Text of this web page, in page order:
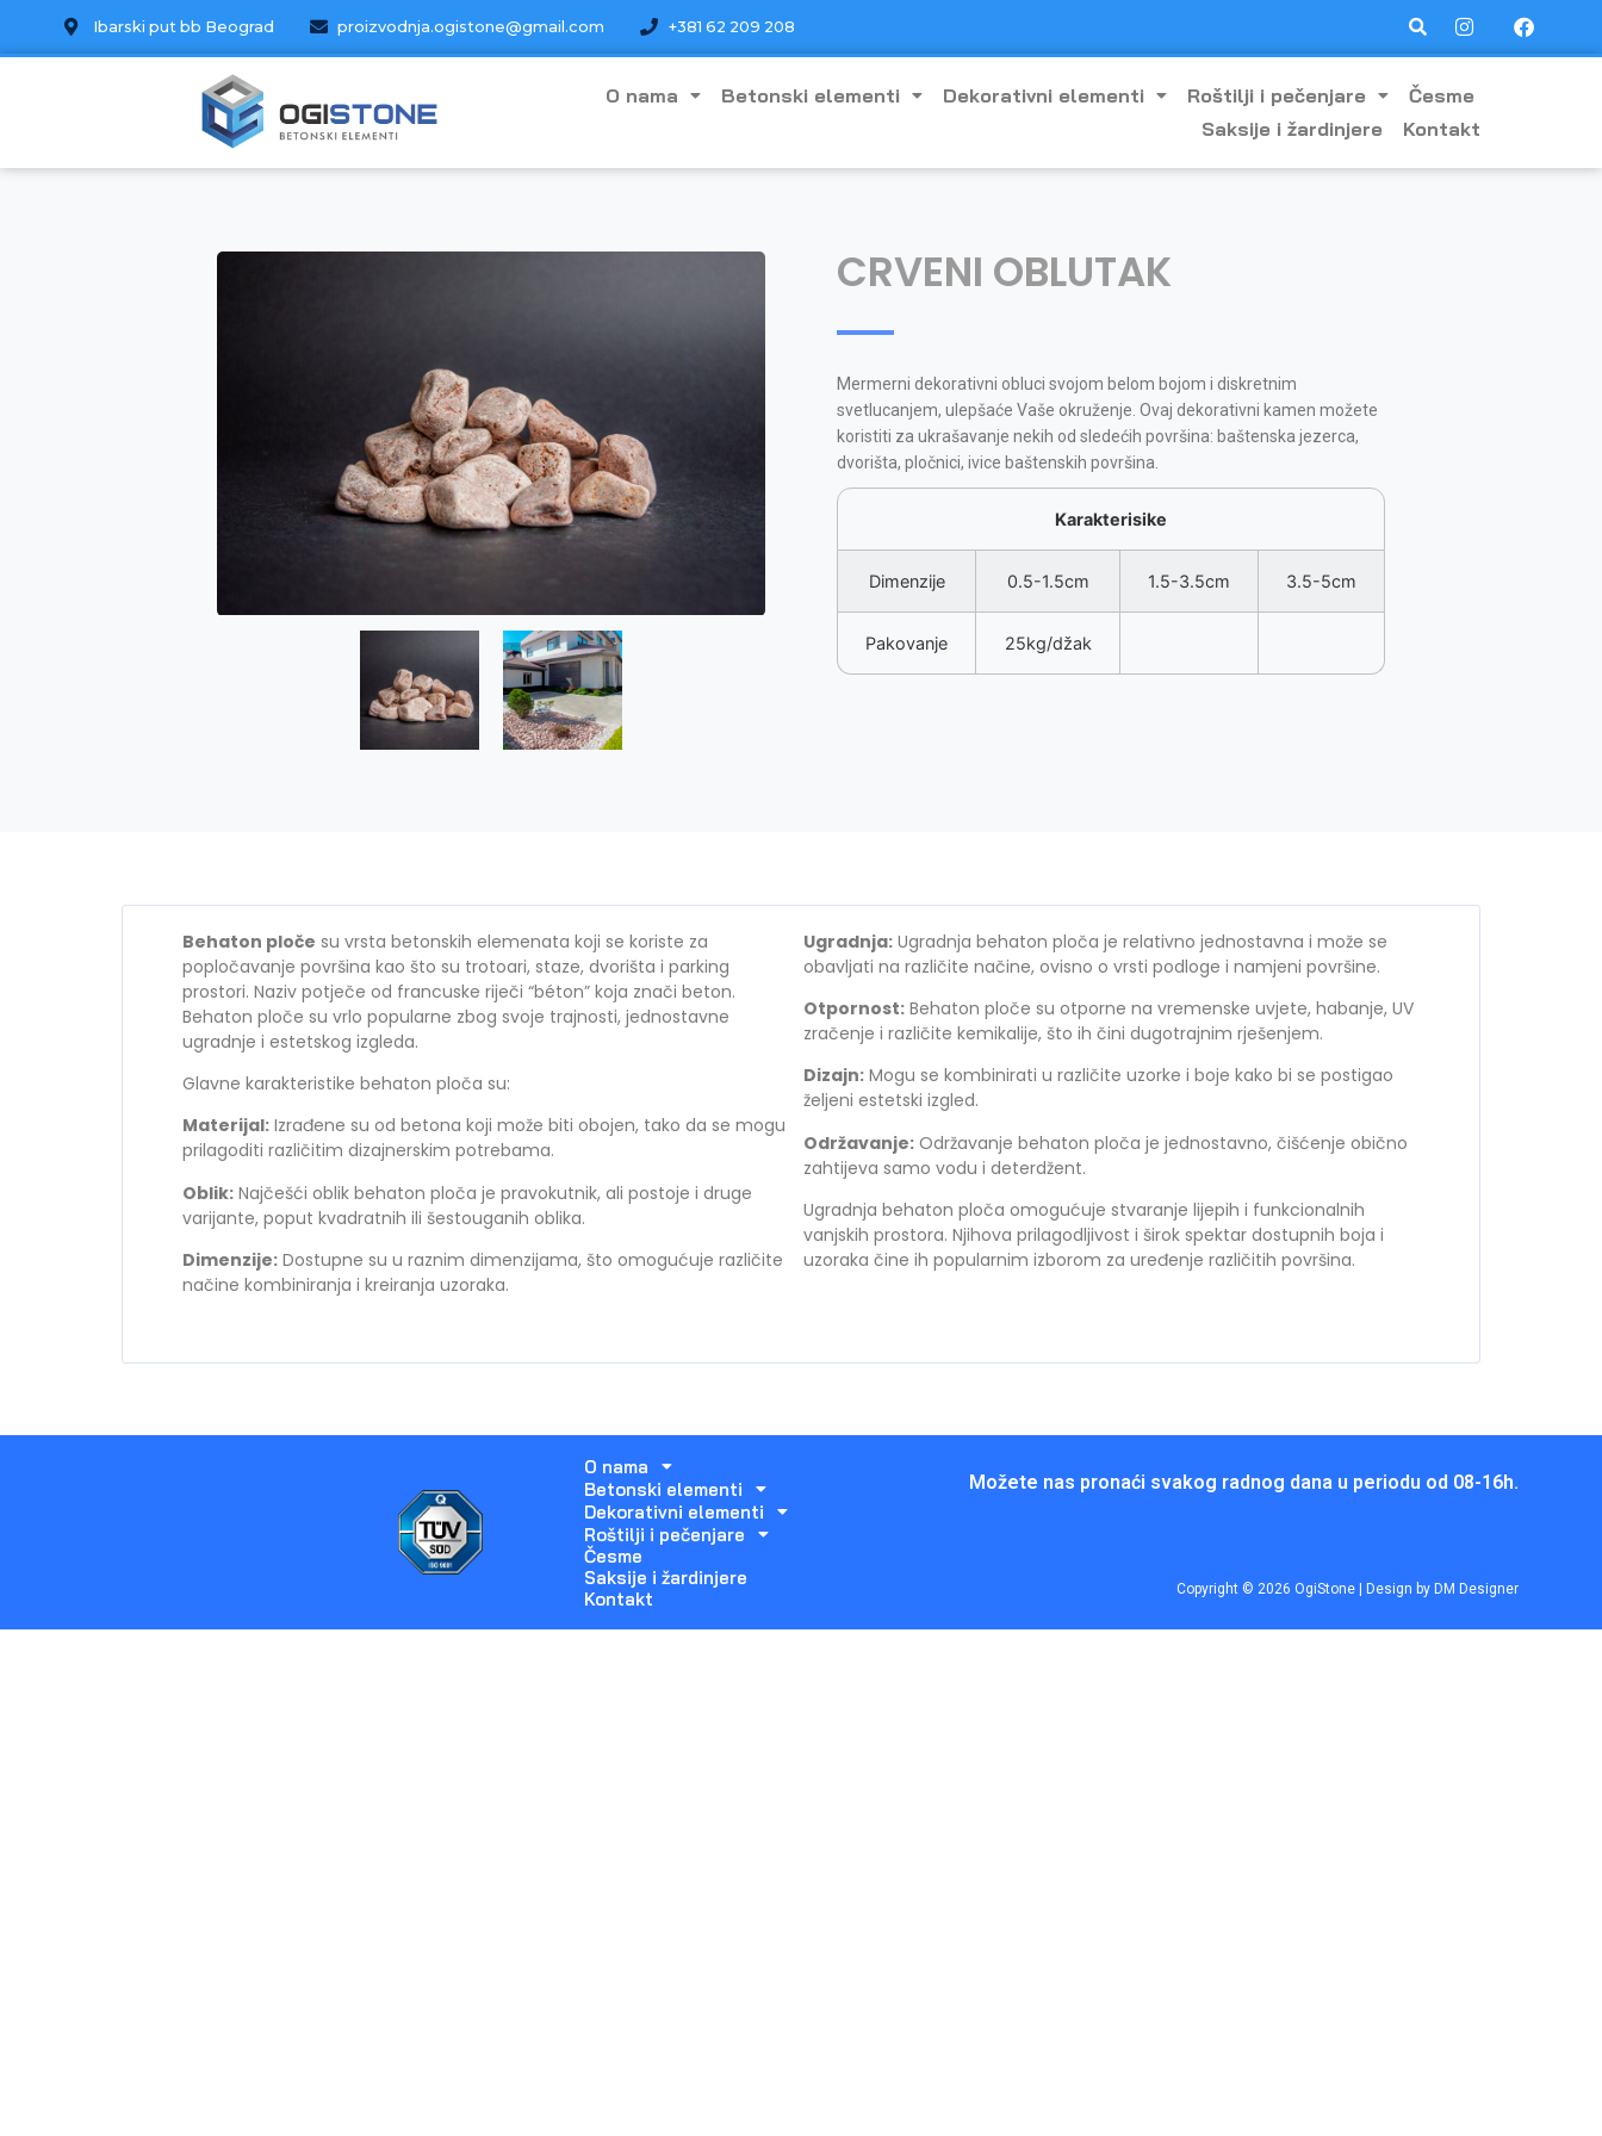
Ibarski put bb Beograd proizvodnja.ogistone@gmail.com +381 62 209 208
O nama Betonski elementi Dekorativni elementi Roštilji i pečenjare
Česme
Saksije i žardinjere
Kontakt
CRVENI OBLUTAK
Mermerni dekorativni obluci svojom belom bojom i diskretnim
svetlucanjem, ulepšaće Vaše okruženje. Ovaj dekorativni kamen možete
koristiti za ukrašavanje nekih od sledećih površina: baštenska jezerca,
dvorišta, pločnici, ivice baštenskih površina.
Karakterisike
Dimenzije 0.5-1.5cm 1.5-3.5cm 3.5-5cm
Pakovanje 25kg/džak
Behaton ploče su vrsta betonskih elemenata koji se koriste za
popločavanje površina kao što su trotoari, staze, dvorišta i parking
prostori. Naziv potječe od francuske riječi “béton” koja znači beton.
Behaton ploče su vrlo popularne zbog svoje trajnosti, jednostavne
ugradnje i estetskog izgleda.
Glavne karakteristike behaton ploča su:
Materijal: Izrađene su od betona koji može biti obojen, tako da se mogu
prilagoditi različitim dizajnerskim potrebama.
Oblik: Najčešći oblik behaton ploča je pravokutnik, ali postoje i druge
varijante, poput kvadratnih ili šestouganih oblika.
Dimenzije: Dostupne su u raznim dimenzijama, što omogućuje različite
načine kombiniranja i kreiranja uzoraka.
Ugradnja: Ugradnja behaton ploča je relativno jednostavna i može se
obavljati na različite načine, ovisno o vrsti podloge i namjeni površine.
Otpornost: Behaton ploče su otporne na vremenske uvjete, habanje, UV
zračenje i različite kemikalije, što ih čini dugotrajnim rješenjem.
Dizajn: Mogu se kombinirati u različite uzorke i boje kako bi se postigao
željeni estetski izgled.
Održavanje: Održavanje behaton ploča je jednostavno, čišćenje obično
zahtijeva samo vodu i deterdžent.
Ugradnja behaton ploča omogućuje stvaranje lijepih i funkcionalnih
vanjskih prostora. Njihova prilagodljivost i širok spektar dostupnih boja i
uzoraka čine ih popularnim izborom za uređenje različitih površina.
O nama
Betonski elementi
Dekorativni elementi
Roštilji i pečenjare
Česme
Saksije i žardinjere
Kontakt
Možete nas pronaći svakog radnog dana u periodu od 08-16h.
Copyright © 2026 OgiStone | Design by DM Designer